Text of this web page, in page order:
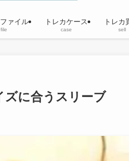
ァイル
file
トレカケース
case
トレカ
sell
ズに合うスリーブ